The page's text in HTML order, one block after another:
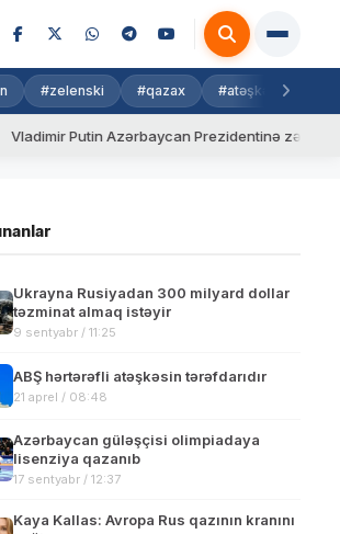
#zelenski #qazax #atəşkəs
Putin Azərbaycan Prezidentinə zəng edib
Ukrayna Rusiyadan 300 milyard dollar
təzminat almaq istəyir
9 sentyabr / 11:25
ABŞ hərtərəfli atəşkəsin tərəfdarıdır
21 aprel / 08:48
Azərbaycan güləşçisi olimpiadaya
lisenziya qazanıb
17 sentyabr / 12:37
Kaya Kallas: Avropa Rus qazının kranını